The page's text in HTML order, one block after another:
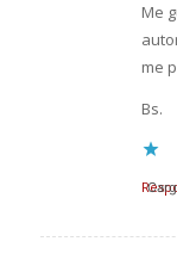
Me
me
Bs.